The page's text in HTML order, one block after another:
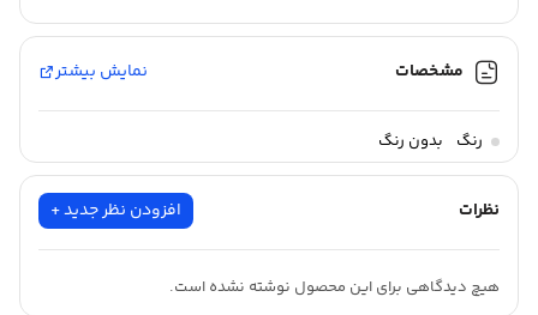
مشخصات نمایش بیشتر
رنگ بدون رنگ
نظرات افزودن نظر جدید +
هیچ دیدگاهی برای این محصول نوشته نشده است.